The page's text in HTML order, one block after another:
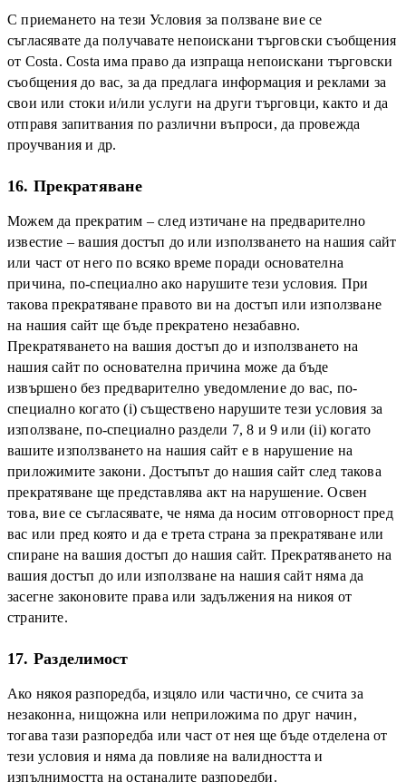
С приемането на тези Условия за ползване вие се
съгласявате да получавате непоискани търговски съобщения
от Costa. Costa има право да изпраща непоискани търговски
съобщения до вас, за да предлага информация и реклами за
свои или стоки и/или услуги на други търговци, както и да
отправя запитвания по различни въпроси, да провежда
проучвания и др.
16. Прекратяване
Можем да прекратим – след изтичане на предварително
известие – вашия достъп до или използването на нашия сайт
или част от него по всяко време поради основателна
причина, по-специално ако нарушите тези условия. При
такова прекратяване правото ви на достъп или използване
на нашия сайт ще бъде прекратено незабавно.
Прекратяването на вашия достъп до и използването на
нашия сайт по основателна причина може да бъде
извършено без предварително уведомление до вас, по-
специално когато (i) съществено нарушите тези условия за
използване, по-специално раздели 7, 8 и 9 или (ii) когато
вашите използването на нашия сайт е в нарушение на
приложимите закони. Достъпът до нашия сайт след такова
прекратяване ще представлява акт на нарушение. Освен
това, вие се съгласявате, че няма да носим отговорност пред
вас или пред която и да е трета страна за прекратяване или
спиране на вашия достъп до нашия сайт. Прекратяването на
вашия достъп до или използване на нашия сайт няма да
засегне законовите права или задължения на никоя от
страните.
17. Разделимост
Ако някоя разпоредба, изцяло или частично, се счита за
незаконна, нищожна или неприложима по друг начин,
тогава тази разпоредба или част от нея ще бъде отделена от
тези условия и няма да повлияе на валидността и
изпълнимостта на останалите разпоредби.